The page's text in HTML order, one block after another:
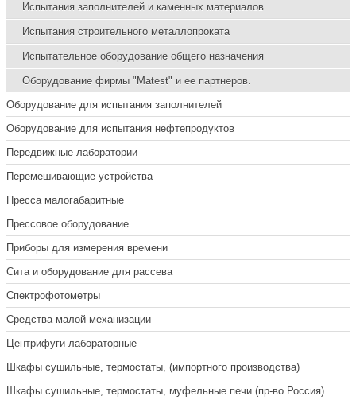
Испытания заполнителей и каменных материалов
Испытания строительного металлопроката
Испытательное оборудование общего назначения
Оборудование фирмы "Matest" и ее партнеров.
Оборудование для испытания заполнителей
Оборудование для испытания нефтепродуктов
Передвижные лаборатории
Перемешивающие устройства
Пресса малогабаритные
Прессовое оборудование
Приборы для измерения времени
Сита и оборудование для рассева
Спектрофотометры
Средства малой механизации
Центрифуги лабораторные
Шкафы сушильные, термостаты, (импортного производства)
Шкафы сушильные, термостаты, муфельные печи (пр-во Россия)